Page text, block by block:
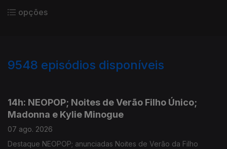
opções
9548 episódios disponíveis
14h: NEOPOP; Noites de Verão Filho Único;
Madonna e Kylie Minogue
07 ago. 2026
Destaque NEOPOP; anunciadas Noites de Verão da Filho